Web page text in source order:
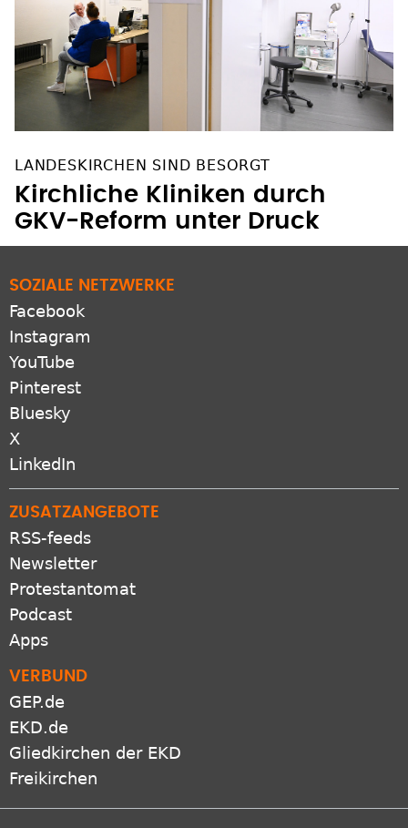
LANDESKIRCHEN SIND BESORGT
Kirchliche Kliniken durch
GKV-Reform unter Druck
SOZIALE NETZWERKE
Facebook
Instagram
YouTube
Pinterest
Bluesky
X
LinkedIn
ZUSATZANGEBOTE
RSS-feeds
Newsletter
Protestantomat
Podcast
Apps
VERBUND
GEP.de
EKD.de
Gliedkirchen der EKD
Freikirchen